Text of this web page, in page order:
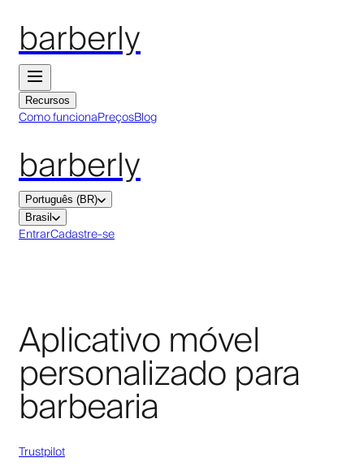
barberly
Recursos
Como funcionaPreçosBlog
barberly
Português (BR)
Brasil
EntrarCadastre-se
Aplicativo móvel
personalizado para
barbearia
Trustpilot